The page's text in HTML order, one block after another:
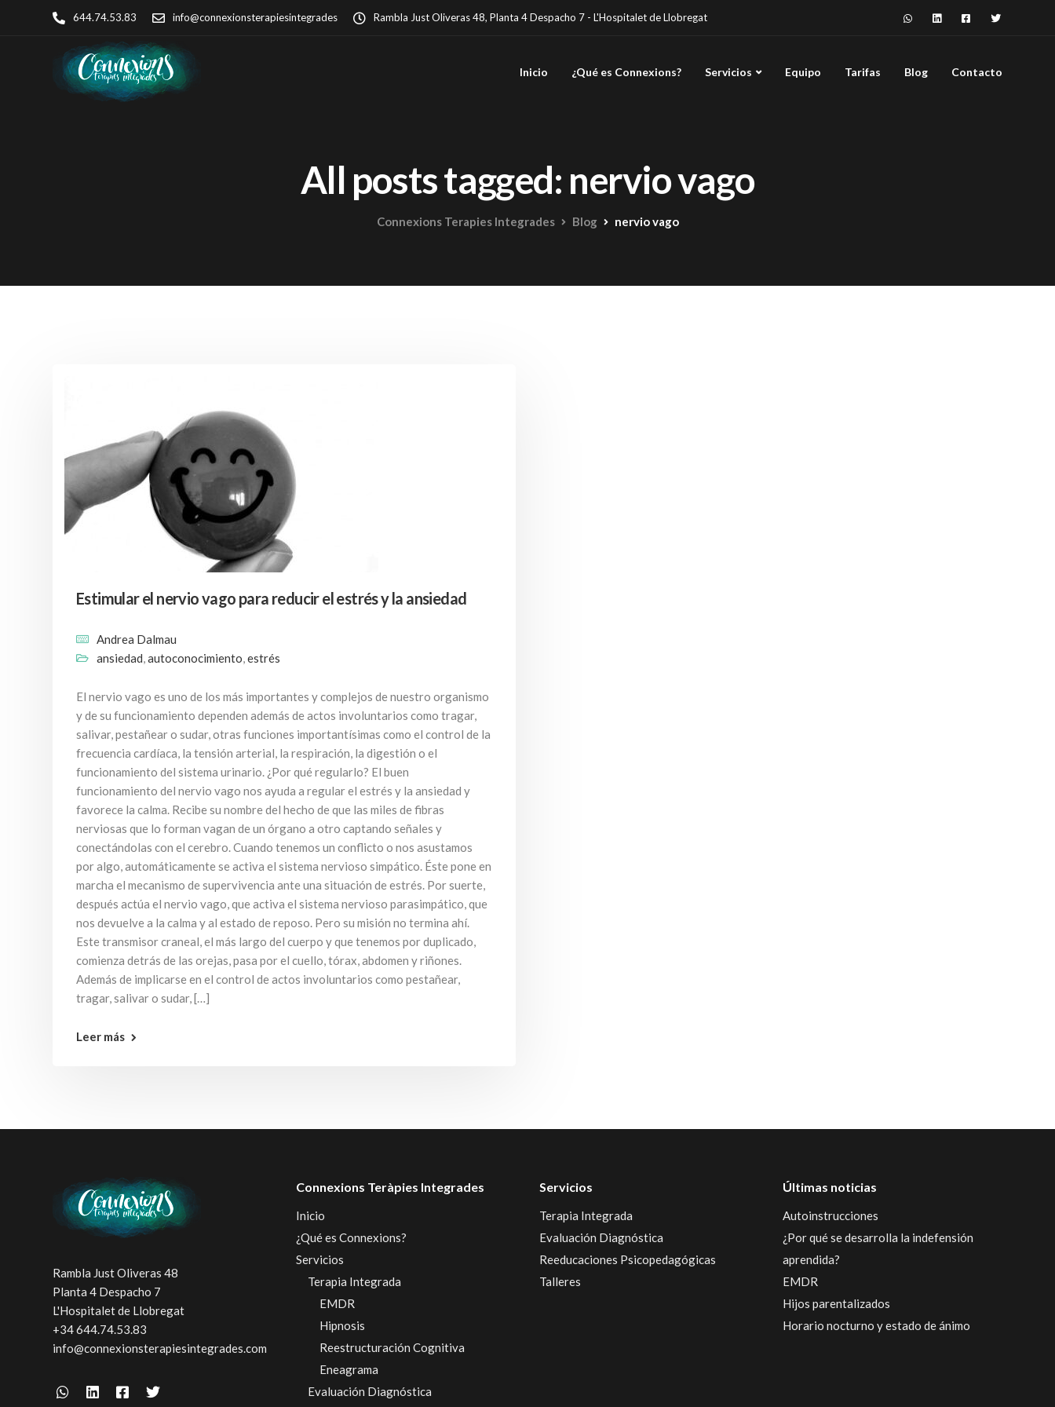
644.74.53.83 info@connexionsterapiesintegrades Rambla Just Oliveras 48, Planta 4 Despacho 7 - L'Hospitalet de Llobregat
Inicio ¿Qué es Connexions? Servicios Equipo Tarifas Blog Contacto
All posts tagged: nervio vago
Connexions Terapies Integrades Blog nervio vago
Estimular el nervio vago para reducir el estrés y la ansiedad
Andrea Dalmau
ansiedad,autoconocimiento,estrés
El nervio vago es uno de los más importantes y complejos de nuestro organismo
y de su funcionamiento dependen además de actos involuntarios como tragar,
salivar, pestañear o sudar, otras funciones importantísimas como el control de la
frecuencia cardíaca, la tensión arterial, la respiración, la digestión o el
funcionamiento del sistema urinario. ¿Por qué regularlo? El buen
funcionamiento del nervio vago nos ayuda a regular el estrés y la ansiedad y
favorece la calma. Recibe su nombre del hecho de que las miles de fibras
nerviosas que lo forman vagan de un órgano a otro captando señales y
conectándolas con el cerebro. Cuando tenemos un conflicto o nos asustamos
por algo, automáticamente se activa el sistema nervioso simpático. Éste pone en
marcha el mecanismo de supervivencia ante una situación de estrés. Por suerte,
después actúa el nervio vago, que activa el sistema nervioso parasimpático, que
nos devuelve a la calma y al estado de reposo. Pero su misión no termina ahí.
Este transmisor craneal, el más largo del cuerpo y que tenemos por duplicado,
comienza detrás de las orejas, pasa por el cuello, tórax, abdomen y riñones.
Además de implicarse en el control de actos involuntarios como pestañear,
tragar, salivar o sudar, […]
Leer más
Rambla Just Oliveras 48
Planta 4 Despacho 7
L'Hospitalet de Llobregat
+34 644.74.53.83
info@connexionsterapiesintegrades.com
Connexions Teràpies Integrades
Inicio
¿Qué es Connexions?
Servicios
Terapia Integrada
EMDR
Hipnosis
Reestructuración Cognitiva
Eneagrama
Evaluación Diagnóstica
Servicios
Terapia Integrada
Evaluación Diagnóstica
Reeducaciones Psicopedagógicas
Talleres
Últimas noticias
Autoinstrucciones
¿Por qué se desarrolla la indefensión
aprendida?
EMDR
Hijos parentalizados
Horario nocturno y estado de ánimo